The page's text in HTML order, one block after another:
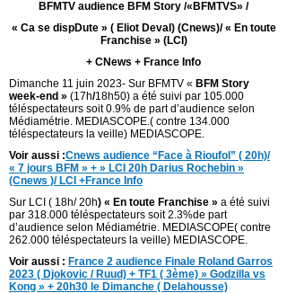
BFMTV audience BFM Story /«BFMTVS» /
« Ca se dispDute » ( Eliot Deval) (Cnews)/ « En toute
Franchise » (LCI)
+ CNews + France Info
Dimanche 11 juin 2023- Sur BFMTV « BFM Story
week-end » (17h/18h50) a été suivi par 105.000
téléspectateurs soit 0.9% de part d’audience selon
Médiamétrie. MEDIASCOPE.( contre 134.000
téléspectateurs la veille) MEDIASCOPE.
Voir aussi :Cnews audience “Face à Rioufol” ( 20h)/
« 7 jours BFM » + » LCI 20h Darius Rochebin »
(Cnews )/ LCI +France Info
Sur LCI ( 18h/ 20h) « En toute Franchise » a été suivi
par 318.000 téléspectateurs soit 2.3%de part
d’audience selon Médiamétrie. MEDIASCOPE( contre
262.000 téléspectateurs la veille) MEDIASCOPE.
Voir aussi : France 2 audience Finale Roland Garros
2023 ( Djokovic / Ruud) + TF1 ( 3ème) » Godzilla vs
Kong » + 20h30 le Dimanche ( Delahousse)